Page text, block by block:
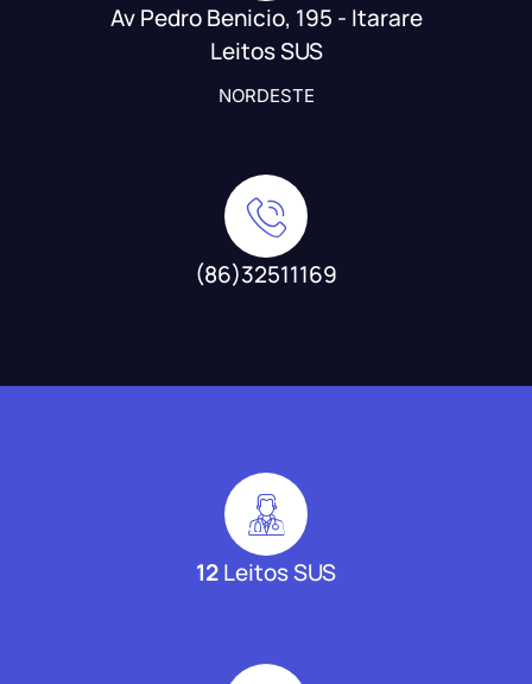
Av Pedro Benicio, 195 - Itarare
Leitos SUS
NORDESTE
(86)32511169
12Leitos SUS